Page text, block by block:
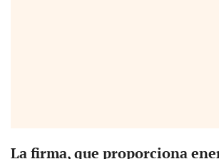
La firma, que proporciona